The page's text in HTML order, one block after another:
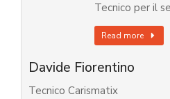
Tecnico per il
Read more
Davide Fiorentino
Tecnico Carismatix